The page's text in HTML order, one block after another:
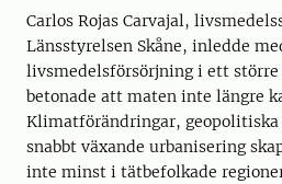
Carlos Rojas Carvajal,
Länsstyrelsen Skåne, inledde
livsmedelsförsörjning i ett större
betonade att maten inte längre
Klimatförändringar, geopolitiska
snabbt växande urbanisering
inte minst i tätbefolkade